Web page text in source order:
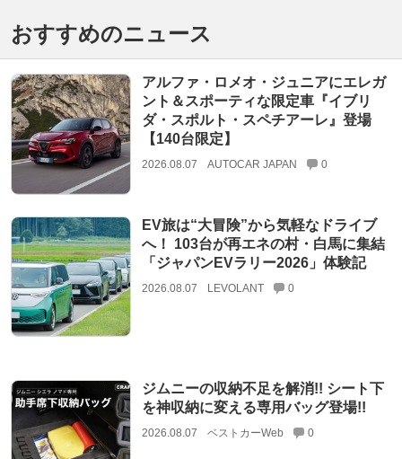
おすすめのニュース
アルファ・ロメオ・ジュニアにエレガ
ント＆スポーティな限定車『イブリ
ダ・スポルト・スペチアーレ』登場
【140台限定】
2026.08.07 AUTOCAR JAPAN 0
EV旅は“大冒険”から気軽なドライブ
へ！ 103台が再エネの村・白馬に集結
「ジャパンEVラリー2026」体験記
2026.08.07 LEVOLANT 0
ジムニーの収納不足を解消!! シート下
を神収納に変える専用バッグ登場!!
2026.08.07 ベストカーWeb 0